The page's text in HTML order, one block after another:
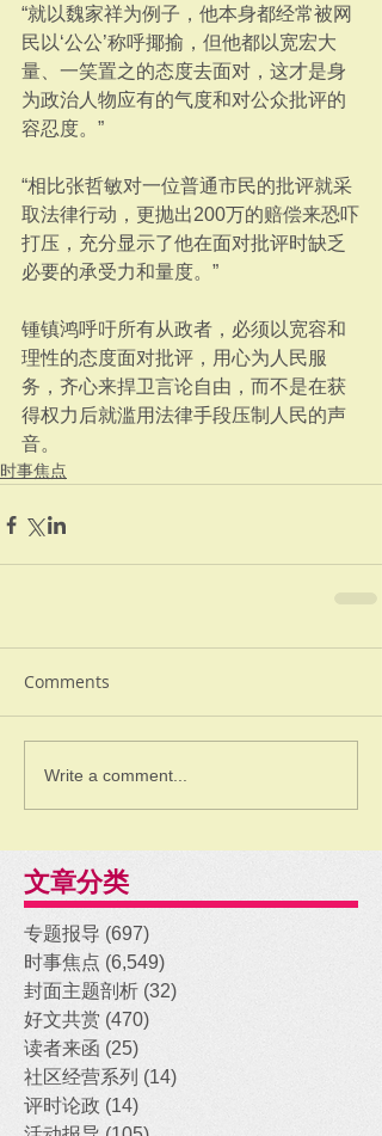
“就以魏家祥为例子，他本身都经常被网
民以‘公公’称呼揶揄，但他都以宽宏大
量、一笑置之的态度去面对，这才是身
为政治人物应有的气度和对公众批评的
容忍度。”
“相比张哲敏对一位普通市民的批评就采
取法律行动，更抛出200万的赔偿来恐吓
打压，充分显示了他在面对批评时缺乏
必要的承受力和量度。”
锺镇鸿呼吁所有从政者，必须以宽容和
理性的态度面对批评，用心为人民服
务，齐心来捍卫言论自由，而不是在获
得权力后就滥用法律手段压制人民的声
音。
时事焦点
Comments
Write a comment...
文章分类
专题报导 (697)
时事焦点 (6,549)
封面主题剖析 (32)
好文共赏 (470)
读者来函 (25)
社区经营系列 (14)
评时论政 (14)